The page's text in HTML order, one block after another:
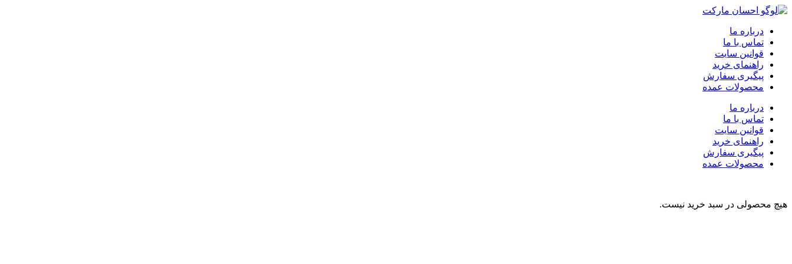
درباره ما
تماس با ما
قوانین سایت
راهنمای خرید
پیگیری سفارش
محصولات عمده
درباره ما
تماس با ما
قوانین سایت
راهنمای خرید
پیگیری سفارش
محصولات عمده
هیچ محصولی در سبد خرید نیست.